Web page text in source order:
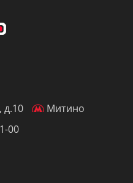
д.10
Митино
00